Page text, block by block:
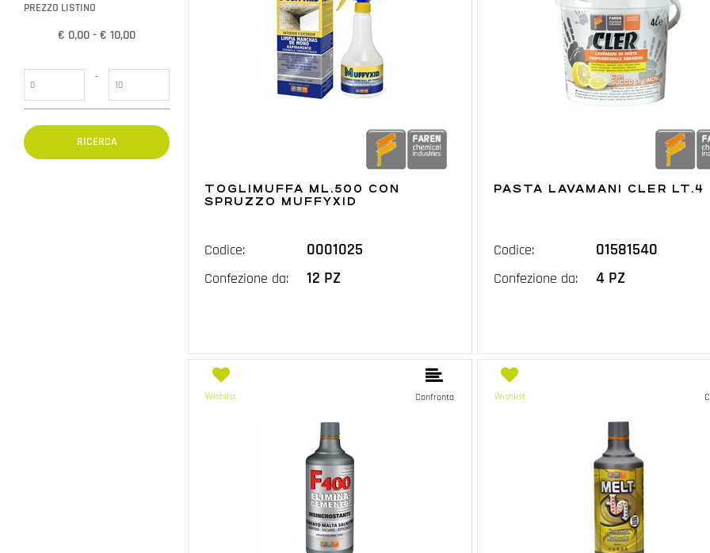
PREZZO LISTINO
€ 0,00 - € 10,00
-
TOGLIMUFFA ML.500 CON
SPRUZZO MUFFYXID
Codice: 0001025
Confezione da: 12 PZ
PASTA LAVAMANI CLER LT.4
Codice: 01581540
Confezione da: 4 PZ
Wishlist Confronta Wishlist